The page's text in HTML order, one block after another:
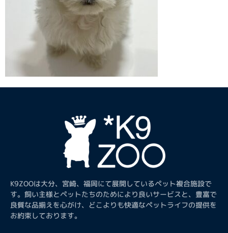
K9ZOOは大分、宮崎、福岡にて展開しているペット複合施設で
す。飼い主様とペットたちのためにより良いサービスと、豊富で
良質な品揃えを心がけ、どこよりも快適なペットライフの提供を
お約束しております。